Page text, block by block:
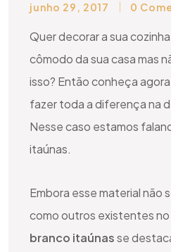
junho 29, 2017 0
Quer decorar a sua
cômodo da sua casa mas
isso? Então conheça
fazer toda a diferença na
Nesse caso estamos
itaúnas.
Embora esse material não
como outros existentes no
branco itaúnasse